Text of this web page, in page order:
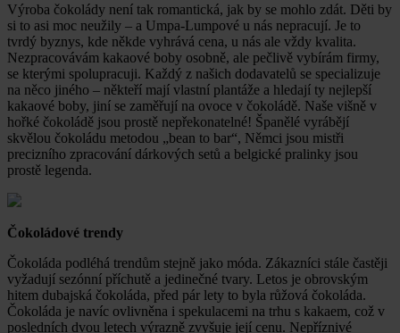
Výroba čokolády není tak romantická, jak by se mohlo zdát. Děti by
si to asi moc neužily – a Umpa-Lumpové u nás nepracují. Je to
tvrdý byznys, kde někde vyhrává cena, u nás ale vždy kvalita.
Nezpracovávám kakaové boby osobně, ale pečlivě vybírám firmy,
se kterými spolupracuji. Každý z našich dodavatelů se specializuje
na něco jiného – někteří mají vlastní plantáže a hledají ty nejlepší
kakaové boby, jiní se zaměřují na ovoce v čokoládě. Naše višně v
hořké čokoládě jsou prostě nepřekonatelné! Španělé vyrábějí
skvělou čokoládu metodou „bean to bar“, Němci jsou mistři
precizního zpracování dárkových setů a belgické pralinky jsou
prostě legenda.
Čokoládové trendy
Čokoláda podléhá trendům stejně jako móda. Zákazníci stále častěji
vyžadují sezónní příchutě a jedinečné tvary. Letos je obrovským
hitem dubajská čokoláda, před pár lety to byla růžová čokoláda.
Čokoláda je navíc ovlivněna i spekulacemi na trhu s kakaem, což v
posledních dvou letech výrazně zvyšuje její cenu. Nepříznivé